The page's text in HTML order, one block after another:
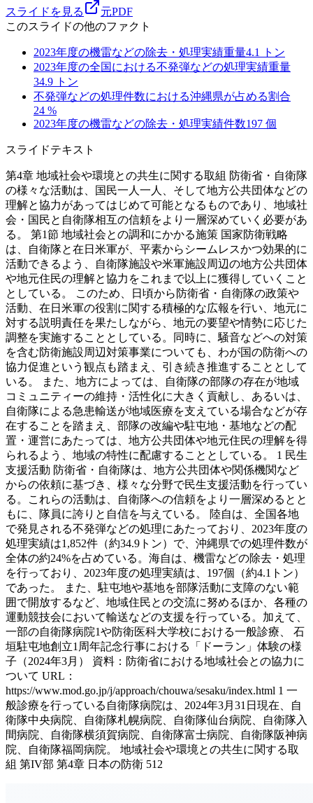
スライドを見る
元PDF
このスライドの他のファクト
2023年度の機雷などの除去・処理実績重量4.1
トン
2023年度の全国における不発弾などの処理実績重量
34.9 トン
不発弾などの処理件数における沖縄県が占める割合
24 %
2023年度の機雷などの除去・処理実績件数197 個
スライドテキスト
第4章 地域社会や環境との共生に関する取組 防衛省・自衛隊
の様々な活動は、国民一人一人、そして地方公共団体などの
理解と協力があってはじめて可能となるものであり、地域社
会・国民と自衛隊相互の信頼をより一層深めていく必要があ
る。 第1節 地域社会との調和にかかる施策 国家防衛戦略
は、自衛隊と在日米軍が、平素からシームレスかつ効果的に
活動できるよう、自衛隊施設や米軍施設周辺の地方公共団体
や地元住民の理解と協力をこれまで以上に獲得していくこと
としている。 このため、日頃から防衛省・自衛隊の政策や
活動、在日米軍の役割に関する積極的な広報を行い、地元に
対する説明責任を果たしながら、地元の要望や情勢に応じた
調整を実施することとしている。同時に、騒音などへの対策
を含む防衛施設周辺対策事業についても、わが国の防衛への
協力促進という観点も踏まえ、引き続き推進することとして
いる。 また、地方によっては、自衛隊の部隊の存在が地域
コミュニティーの維持・活性化に大きく貢献し、あるいは、
自衛隊による急患輸送が地域医療を支えている場合などが存
在することを踏まえ、部隊の改編や駐屯地・基地などの配
置・運営にあたっては、地方公共団体や地元住民の理解を得
られるよう、地域の特性に配慮することとしている。 1 民生
支援活動 防衛省・自衛隊は、地方公共団体や関係機関など
からの依頼に基づき、様々な分野で民生支援活動を行ってい
る。これらの活動は、自衛隊への信頼をより一層深めるとと
もに、隊員に誇りと自信を与えている。 陸自は、全国各地
で発見される不発弾などの処理にあたっており、2023年度の
処理実績は1,852件（約34.9トン）で、沖縄県での処理件数が
全体の約24%を占めている。海自は、機雷などの除去・処理
を行っており、2023年度の処理実績は、197個（約4.1トン）
であった。 また、駐屯地や基地を部隊活動に支障のない範
囲で開放するなど、地域住民との交流に努めるほか、各種の
運動競技会において輸送などの支援を行っている。加えて、
一部の自衛隊病院1や防衛医科大学校における一般診療、 石
垣駐屯地創立1周年記念行事における「ドーラン」体験の様
子（2024年3月） 資料：防衛省における地域社会との協力に
ついて URL：
https://www.mod.go.jp/j/approach/chouwa/sesaku/index.html 1 一
般診療を行っている自衛隊病院は、2024年3月31日現在、自
衛隊中央病院、自衛隊札幌病院、自衛隊仙台病院、自衛隊入
間病院、自衛隊横須賀病院、自衛隊富士病院、自衛隊阪神病
院、自衛隊福岡病院。 地域社会や環境との共生に関する取
組 第IV部 第4章 日本の防衛 512